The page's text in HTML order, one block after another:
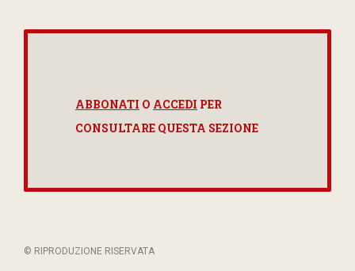
ABBONATI O ACCEDI PER
CONSULTARE QUESTA SEZIONE
© RIPRODUZIONE RISERVATA